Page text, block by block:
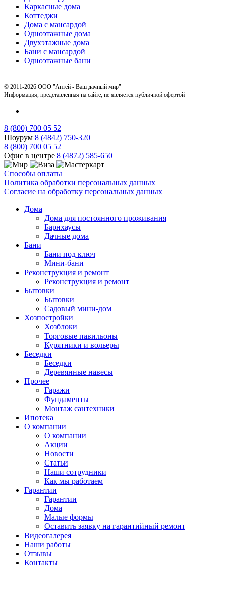
Каркасные дома
Коттеджи
Дома с мансардой
Одноэтажные дома
Двухэтажные дома
Бани с мансардой
Одноэтажные бани
© 2011-2026 ООО "Антей - Ваш дачный мир"
Информация, представленная на сайте, не является публичной офертой
8 (800) 700 05 52
Шоурум 8 (4842) 750-320
8 (800) 700 05 52
Офис в центре 8 (4872) 585-650
Способы оплаты
Политика обработки персональных данных
Согласие на обработку персональных данных
Дома
Дома для постоянного проживания
Барнхаусы
Дачные дома
Бани
Бани под ключ
Мини-бани
Реконструкция и ремонт
Реконструкция и ремонт
Бытовки
Бытовки
Садовый мини-дом
Хозпостройки
Хозблоки
Торговые павильоны
Курятники и вольеры
Беседки
Беседки
Деревянные навесы
Прочее
Гаражи
Фундаменты
Монтаж сантехники
Ипотека
О компании
О компании
Акции
Новости
Статьи
Наши сотрудники
Как мы работаем
Гарантии
Гарантии
Дома
Малые формы
Оставить заявку на гарантийный ремонт
Видеогалерея
Наши работы
Отзывы
Контакты